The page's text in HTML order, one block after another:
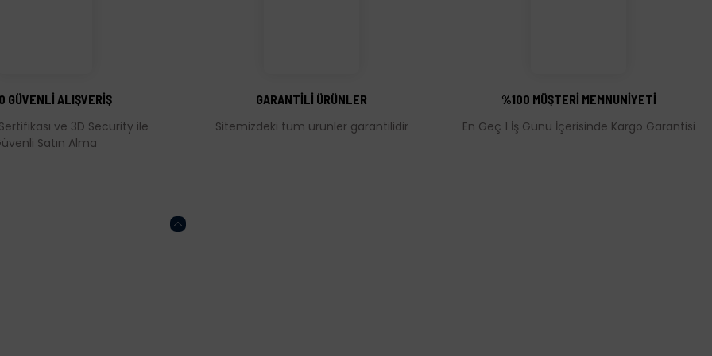
GÜVENLİ ALIŞVERİŞ
ve 3D Security ile
Satın Alma
GARANTİLİ ÜRÜNLER
Sitemizdeki tüm ürünler garantilidir
%100 MÜŞTERİ MEMNUNİYETİ
En Geç 1 İş Günü İçerisinde Kargo Garantisi